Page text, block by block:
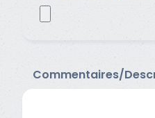
Commentaires/